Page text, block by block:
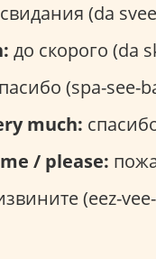
(da
до скорого (da
(spa-see-
much:
/ please:
(eez-